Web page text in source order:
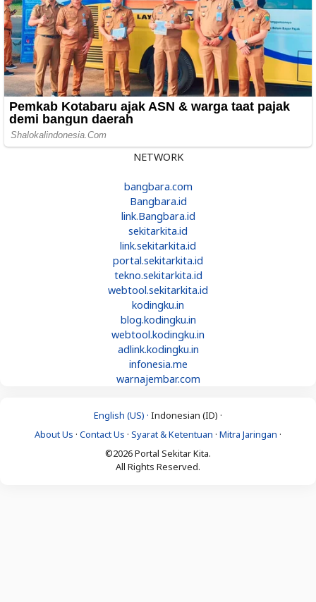
NETWORK
bangbara.com
Bangbara.id
link.Bangbara.id
sekitarkita.id
link.sekitarkita.id
portal.sekitarkita.id
tekno.sekitarkita.id
webtool.sekitarkita.id
kodingku.in
blog.kodingku.in
webtool.kodingku.in
adlink.kodingku.in
infonesia.me
warnajembar.com
English (US) · Indonesian (ID) ·
About Us · Contact Us · Syarat & Ketentuan · Mitra Jaringan ·
©2026 Portal Sekitar Kita.
All Rights Reserved.